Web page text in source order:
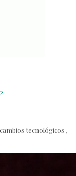
tecnológicos ,